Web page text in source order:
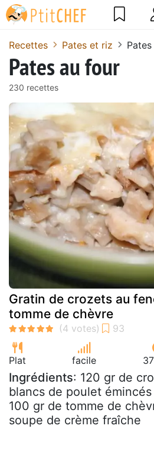
Recettes Pates et riz
Pates au four
230 recettes
Gratin de crozets au
tomme de chèvre
Plat facile
Ingrédients: 120 gr de
blancs de poulet
100 gr de tomme de
soupe de crème fraîche